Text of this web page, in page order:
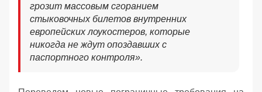
грозит массовым сгоранием
стыковочных билетов внутренних
европейских лоукостеров, которые
никогда не ждут опоздавших с
паспортного контроля».